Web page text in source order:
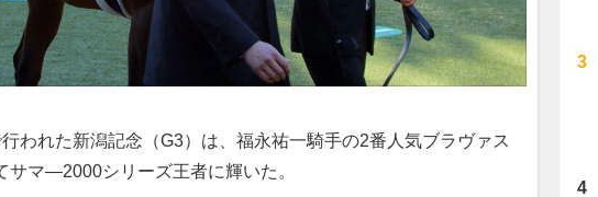
われた新潟記念（G3）は、福永祐一騎手の2番人気ブラヴァス
サマ―2000シリーズ王者に輝いた。